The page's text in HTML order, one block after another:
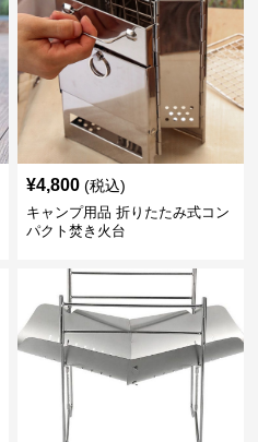
¥4,800 (税込)
キャンプ用品 折りたたみ式コン
パクト焚き火台